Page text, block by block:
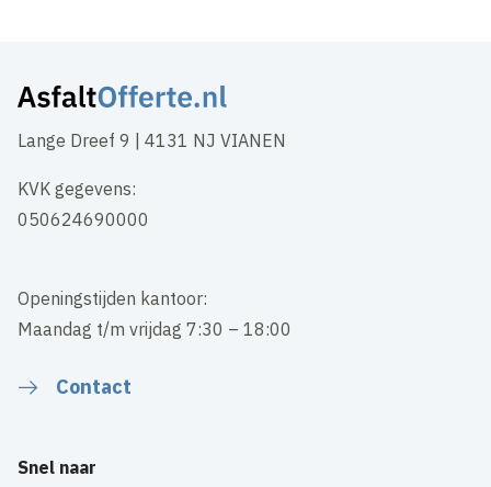
Lange Dreef 9 | 4131 NJ VIANEN
KVK gegevens:
050624690000
Openingstijden kantoor:
Maandag t/m vrijdag 7:30 – 18:00
Contact
Snel naar